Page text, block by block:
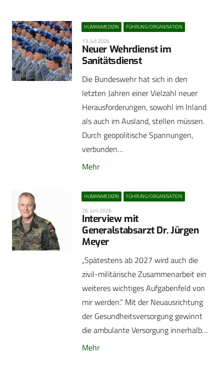
HUMANMEDIZIN FÜHRUNG/ORGANISATION
13. Juli 2026
Neuer Wehrdienst im
Sanitätsdienst
Die Bundeswehr hat sich in den
letzten Jahren einer Vielzahl neuer
Herausforderungen, sowohl im Inland
als auch im Ausland, stellen müssen.
Durch geopolitische Spannungen,
verbunden…
Mehr
HUMANMEDIZIN FÜHRUNG/ORGANISATION
26. Juni 2026
Interview mit
Generalstabsarzt Dr. Jürgen
Meyer
„Spätestens ab 2027 wird auch die
zivil-militärische Zusammenarbeit ein
weiteres wichtiges Aufgabenfeld von
mir werden.“ Mit der Neuausrichtung
der Gesundheitsversorgung gewinnt
die ambulante Versorgung innerhalb…
Mehr